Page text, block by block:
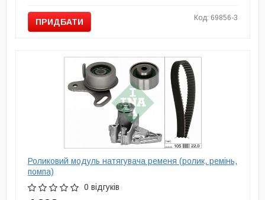
ПРИДБАТИ Код: 69856-3
Роликовий модуль натягувача ременя (ролик, ремінь,
помпа)
0 відгуків